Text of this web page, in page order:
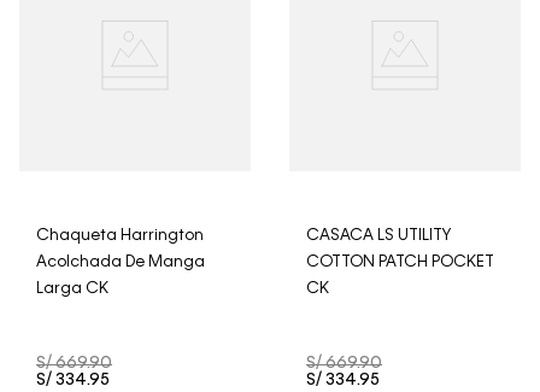
aceptamos devoluciones en ropa interior y trajes de
Chaqueta Harrington
Acolchada De Manga
Larga CK
S/ 669.90
S/ 334.95
CASACA LS UTILITY
COTTON PATCH POCKET
CK
S/ 669.90
S/ 334.95